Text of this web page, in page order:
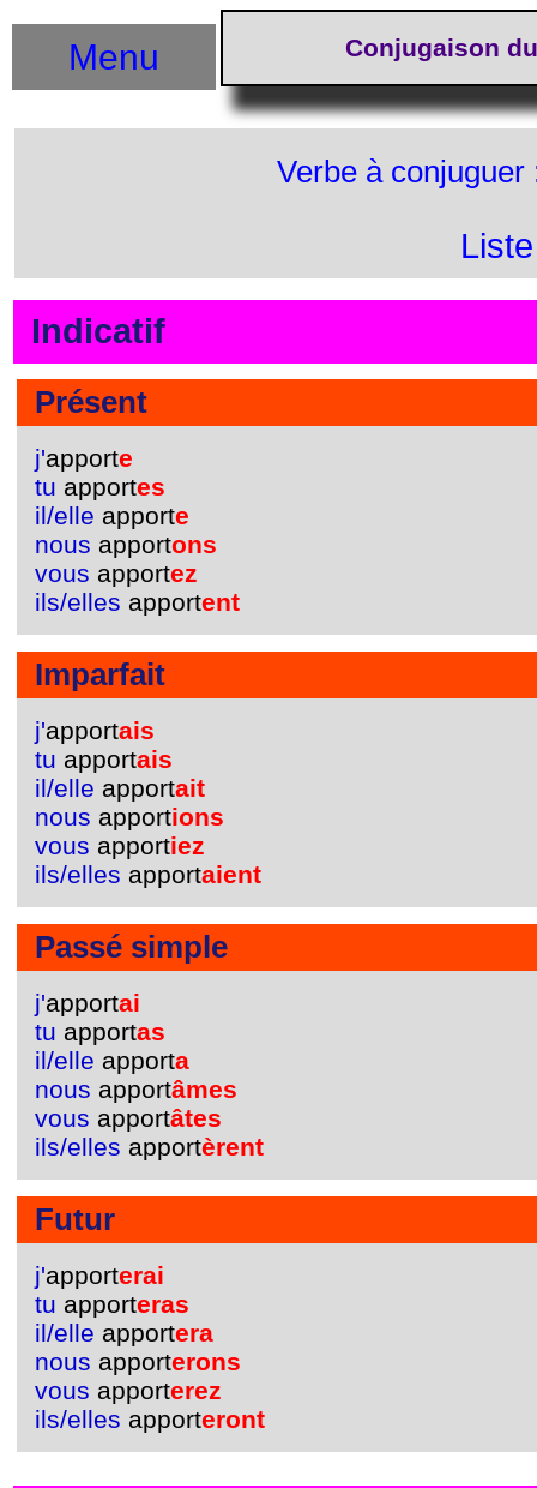
Conjugaison
Menu
Verbe à
Indicatif
Présent
j'apporte
tu apportes
il/elle apporte
nous apportons
vous apportez
ils/elles apportent
Imparfait
j'apportais
tu apportais
il/elle apportait
nous apportions
vous apportiez
ils/elles apportaient
Passé simple
j'apportai
tu apportas
il/elle apporta
nous apportâmes
vous apportâtes
ils/elles apportèrent
Futur
j'apporterai
tu apporteras
il/elle apportera
nous apporterons
vous apporterez
ils/elles apporteront